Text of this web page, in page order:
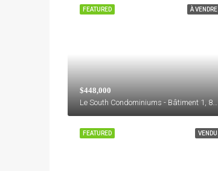
À VENDRE
FEATURED
$448,000
VENDU
FEATURED